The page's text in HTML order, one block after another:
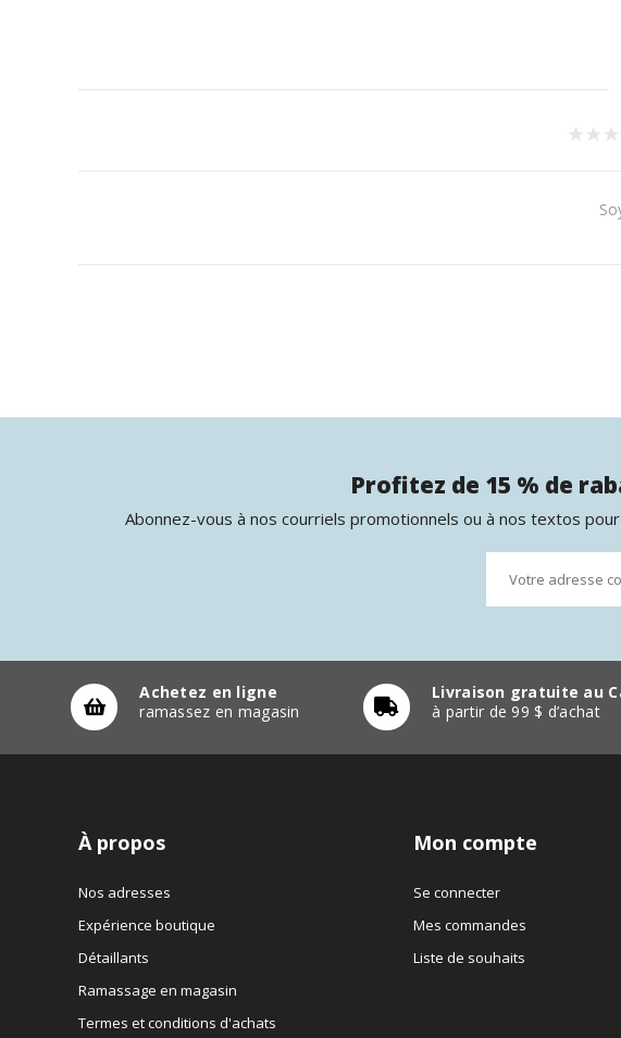
Profitez de 15 % de
Abonnez-vous à nos courriels promotionnels ou à nos textos
Achetez en ligne
ramassez en magasin
Livraison gratuite au
à partir de 99 $ d’achat
À propos
Nos adresses
Expérience boutique
Détaillants
Ramassage en magasin
Termes et conditions d'achats
Mon compte
Se connecter
Mes commandes
Liste de souhaits